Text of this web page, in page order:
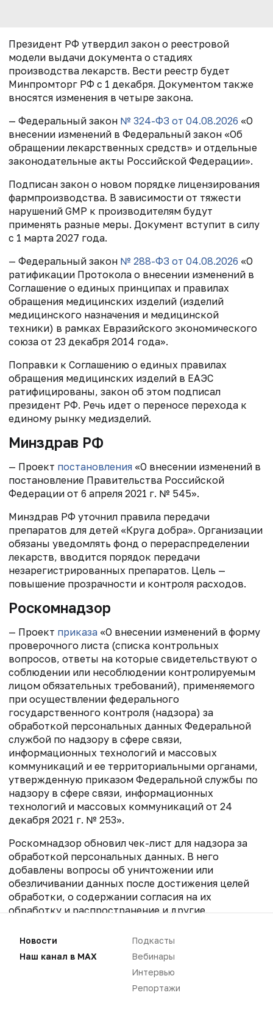
Президент РФ утвердил закон о реестровой
модели выдачи документа о стадиях
производства лекарств. Вести реестр будет
Минпромторг РФ с 1 декабря. Документом также
вносятся изменения в четыре закона.
— Федеральный закон № 324-ФЗ от 04.08.2026 «О
внесении изменений в Федеральный закон «Об
обращении лекарственных средств» и отдельные
законодательные акты Российской Федерации».
Подписан закон о новом порядке лицензирования
фармпроизводства. В зависимости от тяжести
нарушений GMP к производителям будут
применять разные меры. Документ вступит в силу
с 1 марта 2027 года.
— Федеральный закон № 288-ФЗ от 04.08.2026 «О
ратификации Протокола о внесении изменений в
Соглашение о единых принципах и правилах
обращения медицинских изделий (изделий
медицинского назначения и медицинской
техники) в рамках Евразийского экономического
союза от 23 декабря 2014 года».
Поправки к Соглашению о единых правилах
обращения медицинских изделий в ЕАЭС
ратифицированы, закон об этом подписал
президент РФ. Речь идет о переносе перехода к
единому рынку медизделий.
Минздрав РФ
— Проект постановления «О внесении изменений в
постановление Правительства Российской
Федерации от 6 апреля 2021 г. № 545».
Минздрав РФ уточнил правила передачи
препаратов для детей «Круга добра». Организации
обязаны уведомлять фонд о перераспределении
лекарств, вводится порядок передачи
незарегистрированных препаратов. Цель —
повышение прозрачности и контроля расходов.
Роскомнадзор
— Проект приказа «О внесении изменений в форму
проверочного листа (списка контрольных
вопросов, ответы на которые свидетельствуют о
соблюдении или несоблюдении контролируемым
лицом обязательных требований), применяемого
при осуществлении федерального
государственного контроля (надзора) за
обработкой персональных данных Федеральной
службой по надзору в сфере связи,
информационных технологий и массовых
коммуникаций и ее территориальными органами,
утвержденную приказом Федеральной службы по
надзору в сфере связи, информационных
технологий и массовых коммуникаций от 24
декабря 2021 г. № 253».
Роскомнадзор обновил чек-лист для надзора за
обработкой персональных данных. В него
добавлены вопросы об уничтожении или
обезличивании данных после достижения целей
обработки, о содержании согласия на их
обработку и распространение и другие.
Новости
Наш канал в MAX
Подкасты
Вебинары
Интервью
Репортажи